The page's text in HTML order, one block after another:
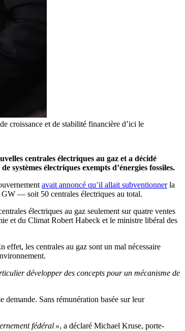
croissance et de stabilité financière d’ici le
centrales électriques au gaz et a décidé
systèmes électriques exempts d’énergies fossiles.
avait annoncé qu’il allait subventionnerla
GW — soit 50 centrales électriques au total.
électriques au gaz seulement sur quatre ventes
et du Climat Robert Habeck et le ministre libéral des
effet, les centrales au gaz sont un mal nécessaire
développer des concepts pour un mécanisme de
demande. Sans rémunération basée sur leur
fédéral », a déclaré Michael Kruse, porte-